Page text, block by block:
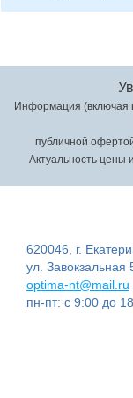
Информация (включая
публичной
Актуальность цены
620046, г.
ул. Завокзальная
optima-nt@mail.ru
пн-пт: с 9:00 до